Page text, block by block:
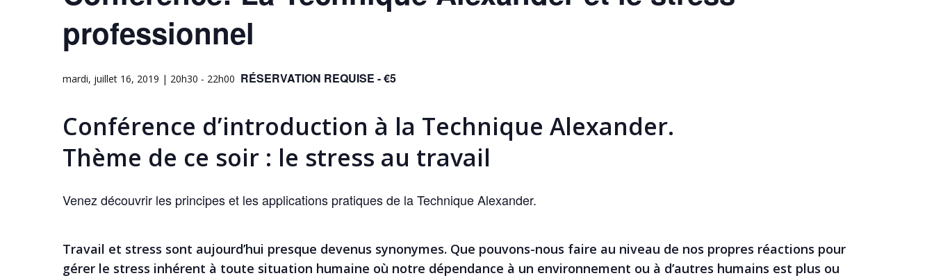
professionnel
mardi, juillet 16, 2019 | 20h30 - 22h00 RÉSERVATION REQUISE - €5
Conférence d’introduction à la Technique Alexander.
Thème de ce soir : le stress au travail
Venez découvrir les principes et les applications pratiques de la Technique Alexander.
Travail et stress sont aujourd’hui presque devenus synonymes. Que pouvons-nous faire au niveau de nos propres réactions pour
gérer le stress inhérent à toute situation humaine où notre dépendance à un environnement ou à d’autres humains est plus ou